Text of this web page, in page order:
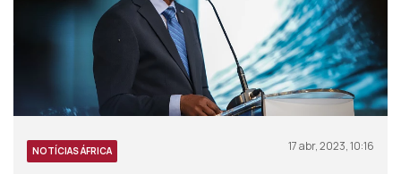
NOTÍCIAS ÁFRICA 17 abr, 2023, 10:16